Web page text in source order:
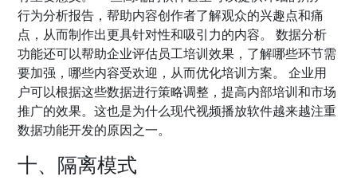
行为分析报告，帮助内容创作者了解观众的兴趣点和痛
点，从而制作出更具针对性和吸引力的内容。 数据分析
功能还可以帮助企业评估员工培训效果，了解哪些环节需
要加强，哪些内容受欢迎，从而优化培训方案。 企业用
户可以根据这些数据进行策略调整，提高内部培训和市场
推广的效果。这也是为什么现代视频播放软件越来越注重
数据功能开发的原因之一。
十、隔离模式